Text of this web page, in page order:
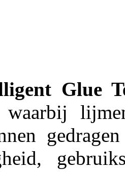
Glue
waarbij